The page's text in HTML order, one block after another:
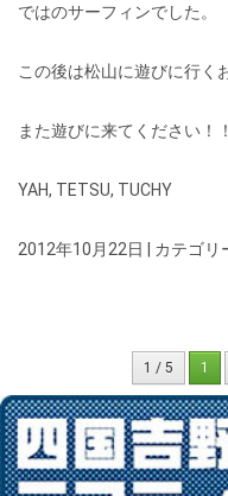
ではのサーフィンでした。
この後は松山に遊びに行く
また遊びに来てください！！
YAH, TETSU, TUCHY
2012年10月22日 | カテゴリ
1 / 5 1